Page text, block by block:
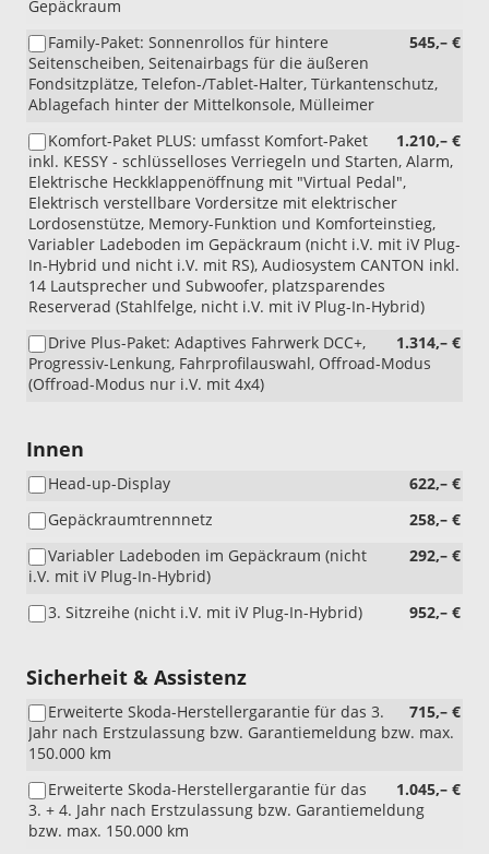
Gepäckraum
545,– €
Family-Paket: Sonnenrollos für hintere
Seitenscheiben, Seitenairbags für die äußeren
Fondsitzplätze, Telefon-/Tablet-Halter, Türkantenschutz,
Ablagefach hinter der Mittelkonsole, Mülleimer
1.210,– €
Komfort-Paket PLUS: umfasst Komfort-Paket
inkl. KESSY - schlüsselloses Verriegeln und Starten, Alarm,
Elektrische Heckklappenöffnung mit "Virtual Pedal",
Elektrisch verstellbare Vordersitze mit elektrischer
Lordosenstütze, Memory-Funktion und Komforteinstieg,
Variabler Ladeboden im Gepäckraum (nicht i.V. mit iV Plug-
In-Hybrid und nicht i.V. mit RS), Audiosystem CANTON inkl.
14 Lautsprecher und Subwoofer, platzsparendes
Reserverad (Stahlfelge, nicht i.V. mit iV Plug-In-Hybrid)
1.314,– €
Drive Plus-Paket: Adaptives Fahrwerk DCC+,
Progressiv-Lenkung, Fahrprofilauswahl, Offroad-Modus
(Offroad-Modus nur i.V. mit 4x4)
Innen
622,– €
Head-up-Display
258,– €
Gepäckraumtrennnetz
292,– €
Variabler Ladeboden im Gepäckraum (nicht
i.V. mit iV Plug-In-Hybrid)
952,– €
3. Sitzreihe (nicht i.V. mit iV Plug-In-Hybrid)
Sicherheit & Assistenz
715,– €
Erweiterte Skoda-Herstellergarantie für das 3.
Jahr nach Erstzulassung bzw. Garantiemeldung bzw. max.
150.000 km
1.045,– €
Erweiterte Skoda-Herstellergarantie für das
3. + 4. Jahr nach Erstzulassung bzw. Garantiemeldung
bzw. max. 150.000 km